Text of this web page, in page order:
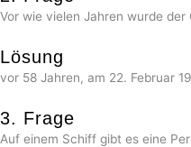
Vor wie vielen Jahren wurde
Lösung
vor 58 Jahren, am 22. Februar
3. Frage
Auf einem Schiff gibt es eine